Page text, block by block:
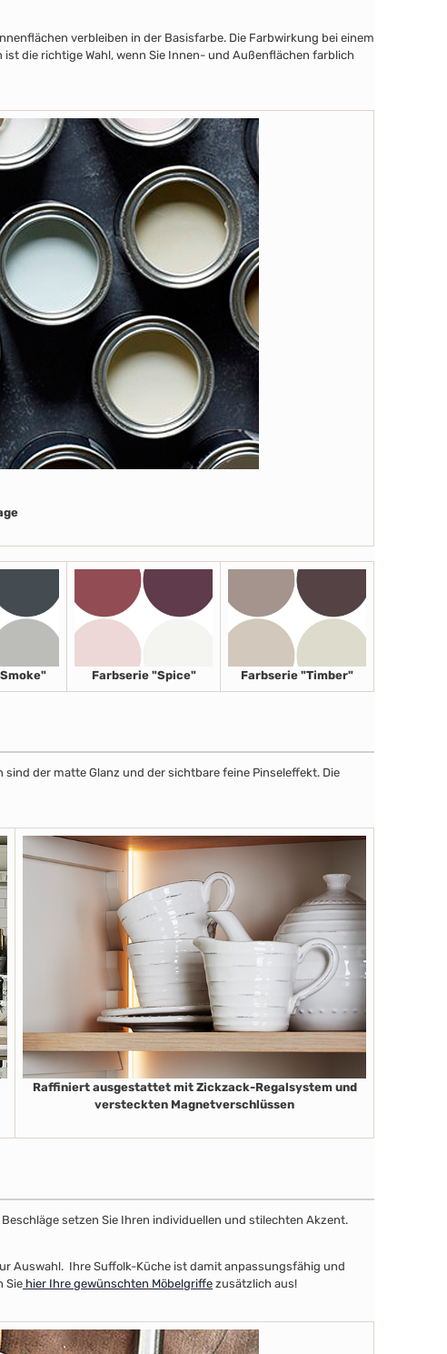
verbleiben in der Basisfarbe. Die Farbwirkung bei einem
die richtige Wahl, wenn Sie Innen- und Außenflächen farblich
Farbserie "Spice" Farbserie "Timber"
der matte Glanz und der sichtbare feine Pinseleffekt. Die
Raffiniert ausgestattet mit Zickzack-Regalsystem und
versteckten Magnetverschlüssen
setzen Sie Ihren individuellen und stilechten Akzent.
Auswahl. Ihre Suffolk-Küche ist damit anpassungsfähig und
Sie hier Ihre gewünschten Möbelgriffe zusätzlich aus!